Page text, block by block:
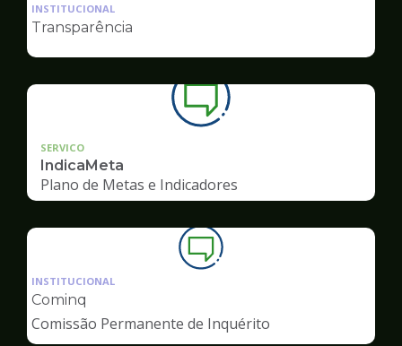
Ouvidoria
INSTITUCIONAL
Transparência
SERVICO
IndicaMeta
Plano de Metas e Indicadores
Ilustração
da
de
Ouvidoria
INSTITUCIONAL
Cominq
Comissão Permanente de Inquérito